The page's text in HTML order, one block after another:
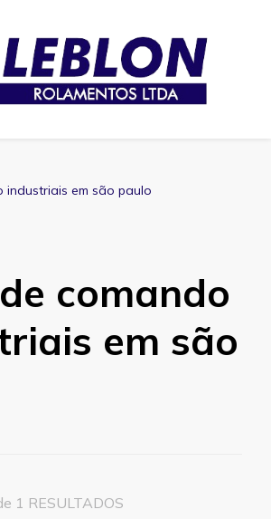
industriais em são paulo
comando
em são
1 RESULTADOS